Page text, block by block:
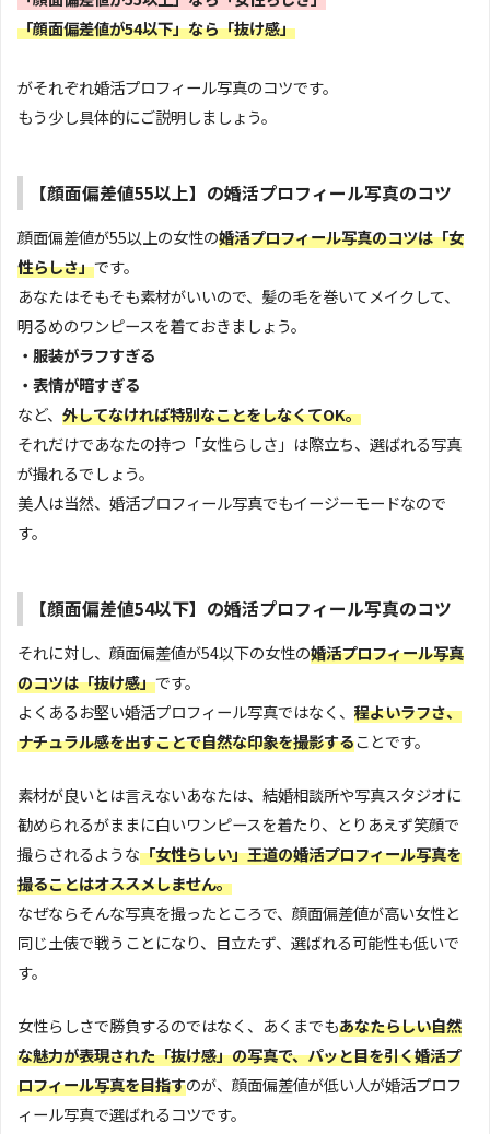
「顔面偏差値が54以下」なら「抜け感」
がそれぞれ婚活プロフィール写真のコツです。
もう少し具体的にご説明しましょう。
【顔面偏差値55以上】の婚活プロフィール写真のコツ
顔面偏差値が55以上の女性の婚活プロフィール写真のコツは「女
性らしさ」です。
あなたはそもそも素材がいいので、髪の毛を巻いてメイクして、
明るめのワンピースを着ておきましょう。
・服装がラフすぎる
・表情が暗すぎる
など、 外してなければ特別なことをしなくてOK。
それだけであなたの持つ「女性らしさ」は際立ち、選ばれる写真
が撮れるでしょう。
美人は当然、婚活プロフィール写真でもイージーモードなので
す。
【顔面偏差値54以下】の婚活プロフィール写真のコツ
それに対し、顔面偏差値が54以下の女性の婚活プロフィール写真
のコツは「抜け感」です。
よくあるお堅い婚活プロフィール写真ではなく、 程よいラフさ、
ナチュラル感を出すことで自然な印象を撮影することです。
素材が良いとは言えないあなたは、結婚相談所や写真スタジオに
勧められるがままに白いワンピースを着たり、とりあえず笑顔で
撮らされるような「女性らしい」王道の婚活プロフィール写真を
撮ることはオススメしません。
なぜならそんな写真を撮ったところで、顔面偏差値が高い女性と
同じ土俵で戦うことになり、目立たず、選ばれる可能性も低いで
す。
女性らしさで勝負するのではなく、あくまでもあなたらしい自然
な魅力が表現された「抜け感」の写真で、パッと目を引く婚活プ
ロフィール写真を目指すのが、顔面偏差値が低い人が婚活プロフ
ィール写真で選ばれるコツです。